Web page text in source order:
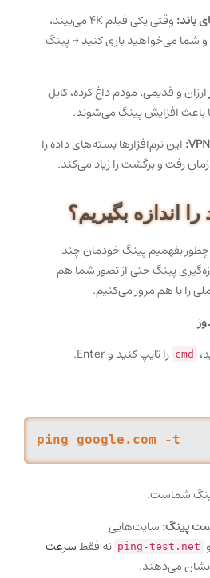
وقتی یکی فیلم 4K می‌بیند،
و شما می‌خواهید بازی کنید → پینگ
ارزان و قدیمی، مودم داغ کرده، کابل
باعث افزایش پینگ می‌شوند.
این نرم‌افزارها بسته‌های داده را
رفت و برگشت را زیاد می‌کند.
اندازه بگیریم؟
چطور بفهمیم پینگ خودمان چند
پینگ حتی از تصور شما هم
را با هم مرور می‌کنیم.
cmd را تایپ کنید و Enter.
ping google.com -t
شماست.
پینگ: سایت‌هایی
و ping-test.net نه فقطسرعت
نشان می‌دهند.